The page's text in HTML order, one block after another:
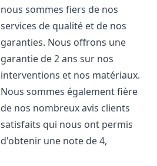
nous sommes fiers de nos
services de qualité et de nos
garanties. Nous offrons une
garantie de 2 ans sur nos
interventions et nos matériaux.
Nous sommes également fière
de nos nombreux avis clients
satisfaits qui nous ont permis
d'obtenir une note de 4,